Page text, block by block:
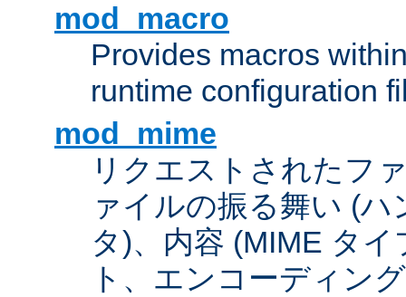
mod_macro
Provides macros
runtime configuration
mod_mime
リクエストされたフ
ァイルの振る舞い (
タ)、内容 (MIME タ
ト、エンコーディン